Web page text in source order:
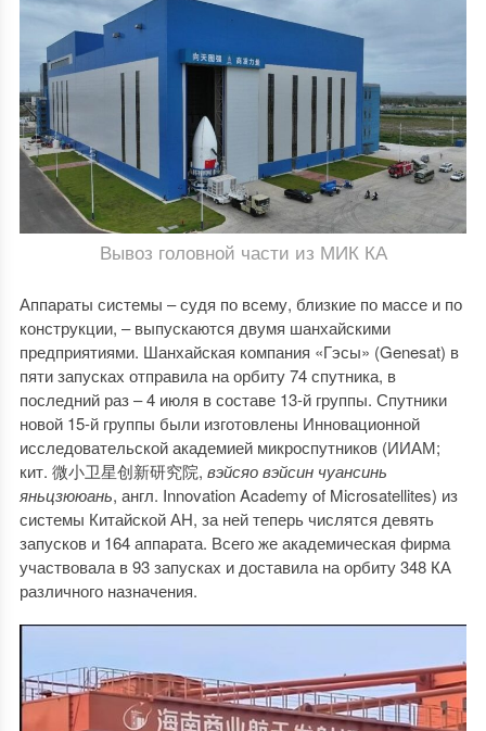
Вывоз головной части из МИК КА
Аппараты системы – судя по всему, близкие по массе и по
конструкции, – выпускаются двумя шанхайскими
предприятиями. Шанхайская компания «Гэсы» (Genesat) в
пяти запусках отправила на орбиту 74 спутника, в
последний раз – 4 июля в составе 13-й группы. Спутники
новой 15-й группы были изготовлены Инновационной
исследовательской академией микроспутников (ИИАМ;
кит. 微小卫星创新研究院, вэйсяо вэйсин чуансинь
яньцзююань, англ. Innovation Academy of Microsatellites) из
системы Китайской АН, за ней теперь числятся девять
запусков и 164 аппарата. Всего же академическая фирма
участвовала в 93 запусках и доставила на орбиту 348 КА
различного назначения.